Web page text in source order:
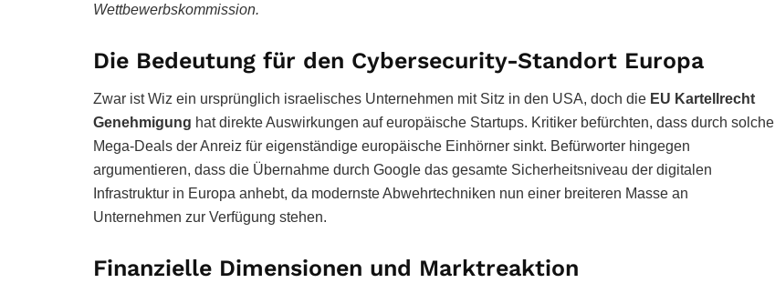
Wettbewerbskommission.
Die Bedeutung für den Cybersecurity-Standort Europa
Zwar ist Wiz ein ursprünglich israelisches Unternehmen mit Sitz in den USA, doch die EU Kartellrecht
Genehmigung hat direkte Auswirkungen auf europäische Startups. Kritiker befürchten, dass durch solche
Mega-Deals der Anreiz für eigenständige europäische Einhörner sinkt. Befürworter hingegen
argumentieren, dass die Übernahme durch Google das gesamte Sicherheitsniveau der digitalen
Infrastruktur in Europa anhebt, da modernste Abwehrtechniken nun einer breiteren Masse an
Unternehmen zur Verfügung stehen.
Finanzielle Dimensionen und Marktreaktion